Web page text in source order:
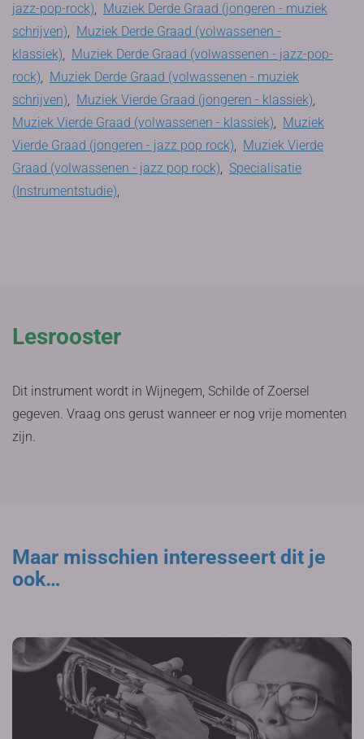
jazz-pop-rock), Muziek Derde Graad (jongeren - muziek
schrijven), Muziek Derde Graad (volwassenen -
klassiek), Muziek Derde Graad (volwassenen - jazz-pop-
rock), Muziek Derde Graad (volwassenen - muziek
schrijven), Muziek Vierde Graad (jongeren - klassiek),
Muziek Vierde Graad (volwassenen - klassiek), Muziek
Vierde Graad (jongeren - jazz pop rock), Muziek Vierde
Graad (volwassenen - jazz pop rock), Specialisatie
(Instrumentstudie),
Lesrooster
Dit instrument wordt in Wijnegem, Schilde of Zoersel
gegeven. Vraag ons gerust wanneer er nog vrije momenten
zijn.
Maar misschien interesseert dit je
ook…